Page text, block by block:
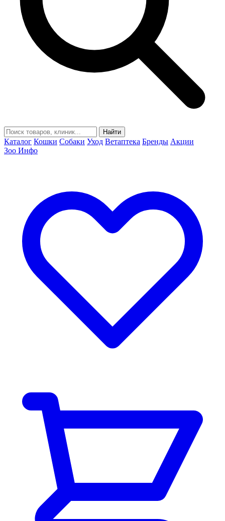
Найти
Каталог Кошки Собаки Уход Ветаптека Бренды Акции
Зоо Инфо